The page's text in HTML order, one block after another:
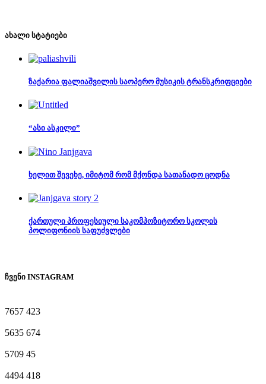
ახალი სტატიები
ზაქარია ფალიაშვილის საოპერო მუსიკის ტრანსკრიფციები
“ასი ასკილი”
ხელით შევეხე, იმიტომ რომ მქონდა სათანადო ცოდნა
ქართული პროფესიული საკომპოზიტორო სკოლის
პოლიფონიის საფუძვლები
ჩვენი INSTAGRAM
7657 423
5635 674
5709 45
4494 418